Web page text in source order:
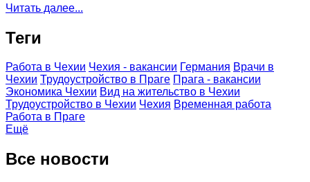
Читать далее...
Теги
Работа в Чехии Чехия - вакансии Германия Врачи в
Чехии Трудоустройство в Праге Прага - вакансии
Экономика Чехии Вид на жительство в Чехии
Трудоустройство в Чехии Чехия Временная работа
Работа в Праге
Ещё
Все новости